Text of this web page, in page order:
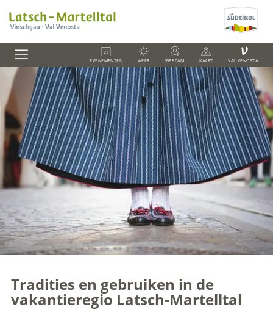
EVENEMENTEN WEER WEBCAM KAART
V
VAL VENOSTA
Tradities en gebruiken in de
vakantieregio Latsch-Martelltal